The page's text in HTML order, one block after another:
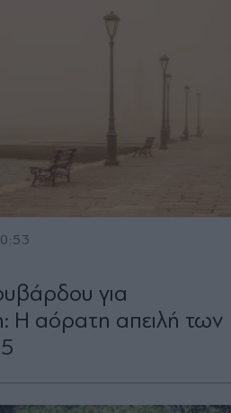
για
Η αόρατη απειλή των